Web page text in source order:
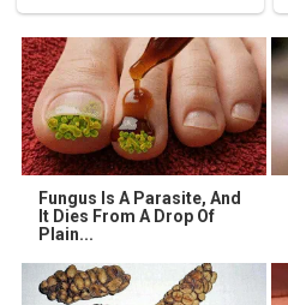
Fungus Is A Parasite, And
It Dies From A Drop Of
Plain...